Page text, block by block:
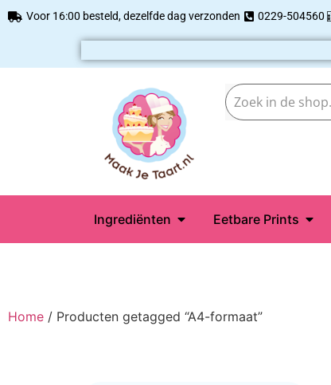
Voor 16:00 besteld, dezelfde dag verzonden 0229-504560
Ingrediënten Eetbare Prints
Home / Producten getagged “A4-formaat”